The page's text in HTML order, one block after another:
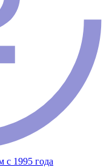
с 1995 года